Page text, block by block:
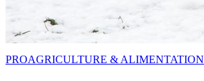
PROAGRICULTURE & ALIMENTATION